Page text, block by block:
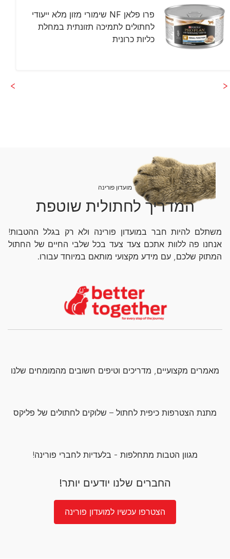
פרו פלאן NF שימורי מזון מלא ייעודי
לחתולים לתמיכה תזונתית במחלת
כליות כרונית
מועדון פורינה
המדריך לחתולית שוטפת
משתלם להיות חבר במועדון פורינה ולא רק בגלל ההטבות!
אנחנו פה ללוות אתכם צעד צעד בכל שלבי החיים של החתול
המתוק שלכם, עם מידע מקצועי מותאם במיוחד עבורו.
מאמרים מקצועיים, מדריכים וטיפים חשובים מהמומחים שלנו
מתנת הצטרפות כיפית לחתול – שלוקים לחתולים של פליקס
מגוון הטבות מתחלפות - בלעדיות לחברי פורינה!
החברים שלנו יודעים יותר!
הצטרפו עכשיו למועדון פורינה